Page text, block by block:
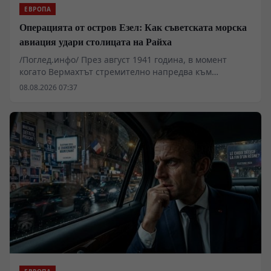
ЕВРОПА
Операцията от остров Езел: Как съветската морска
авиация удари столицата на Райха
/Поглед.инфо/ През август 1941 година, в момент
когато Вермахтът стремително напредва към
Ленинград и Москва, съветската морска авиация
Сааремаа (Езел), преобръща официалната германска
пропаганда и оставя траен психологически отпечатък
върху германското общество. Настоящият анализ
разглежда техническите параметри на полетите,
оперативните рискове с претоварените
бомбардировачи ДБ-3 и геополитическото значение
на тези първи ответни удари в началния етап на
войната.
08.08.2026 07:37